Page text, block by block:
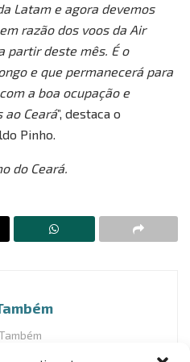
Latam e agora devemos
razão dos voos da Air
partir deste mês. É o
e que permanecerá para
a boa ocupação e
ao Ceará”, destaca o
Pinho.
do Ceará.